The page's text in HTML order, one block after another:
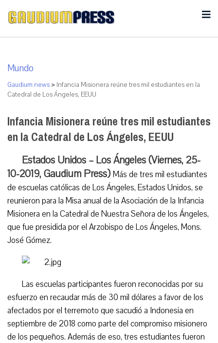
Mundo
Gaudium news > Infancia Misionera reúne tres mil estudiantes en la
Catedral de Los Ángeles, EEUU
Infancia Misionera reúne tres mil estudiantes
en la Catedral de Los Ángeles, EEUU
Estados Unidos – Los Ángeles (Viernes, 25-
10-2019, Gaudium Press) Más de tres mil estudiantes
de escuelas católicas de Los Ángeles, Estados Unidos, se
reunieron para la Misa anual de la Asociación de la Infancia
Misionera en la Catedral de Nuestra Señora de los Ángeles,
que fue presidida por el Arzobispo de Los Ángeles, Mons.
José Gómez.
Las escuelas participantes fueron reconocidas por su
esfuerzo en recaudar más de 30 mil dólares a favor de los
afectados por el terremoto que sacudió a Indonesia en
septiembre de 2018 como parte del compromiso misionero
de los pequeños. Además de eso, tres estudiantes fueron